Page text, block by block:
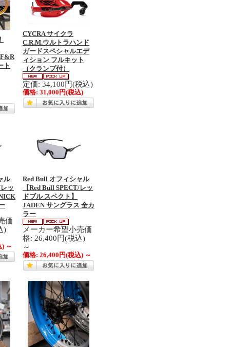
ト
CYCRA サイクラ
C.R.M.ウルトラハンド
ガードスペシャルエデ
ィション フルキット
（クランプ付）
定価: 34,100円(税込)
価格:31,000円(税込)
ル
ッ
価
)
) ～
Red Bull オフィシャル
【Red Bull SPECT/レッ
ドブル スペクト】
JADEN サングラス 全カ
ラー
メーカー希望小売価
格: 26,400円(税込)
～
価格:26,400円(税込) ～